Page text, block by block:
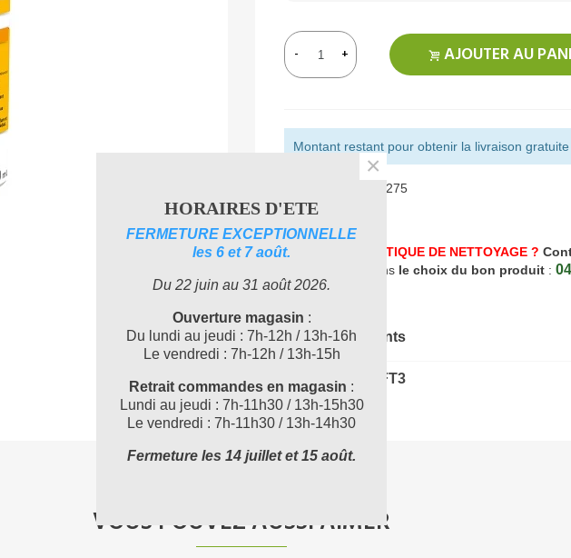
- + AJOUTER AU
Montant restant pour obtenir la livraison
POD0275
Aimer
UNE PROBLEMATIQUE DE NETTOYAGE ?
accompagner dans le choix du bon produit :
Documents joints
POD0222_FT3
VOUS POUVEZ AUSSI AIMER
HORAIRES D'ETE
FERMETURE EXCEPTIONNELLE
les 6 et 7 août.
Du 22 juin au 31 août 2026.
Ouverture magasin :
Du lundi au jeudi : 7h-12h / 13h-16h
Le vendredi : 7h-12h / 13h-15h
Retrait commandes en magasin :
Lundi au jeudi : 7h-11h30 / 13h-15h30
Le vendredi : 7h-11h30 / 13h-14h30
Fermeture les 14 juillet et 15 août.
×